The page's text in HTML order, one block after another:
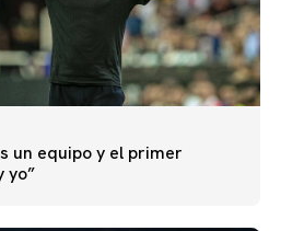
un equipo y el primer
yo”